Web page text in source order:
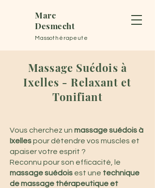
Massothérapeute
Marc
Desmecht
Massage Suédois à
Ixelles - Relaxant et
Tonifiant
Vous cherchez un massage suédois à
Ixellespour détendre vos muscles et
apaiser votre esprit ?
Reconnu pour son efficacité, le
massage suédois est une technique
de massage thérapeutique et